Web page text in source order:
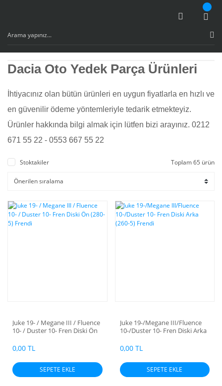
Dacia Oto Yedek Parça Ürünleri
İhtiyacınız olan bütün ürünleri en uygun fiyatlarla en hızlı ve
en güvenilir ödeme yöntemleriyle tedarik etmekteyiz.
Ürünler hakkında bilgi almak için lütfen bizi arayınız. 0212
671 55 22 - 0553 667 55 22
Stoktakiler Toplam 65 ürün
Juke 19- / Megane III / Fluence
10- / Duster 10- Fren Diski Ön
0,00 TL
SEPETE EKLE
Juke 19-/Megane III/Fluence
10-/Duster 10- Fren Diski Arka
0,00 TL
SEPETE EKLE